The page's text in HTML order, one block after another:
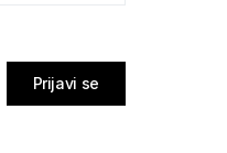
Prijavi se